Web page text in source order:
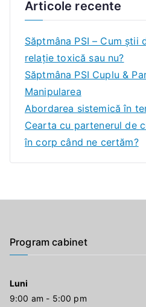
Articole recente
Săptmâna PSI – Cum știi
relație toxică sau nu?
Săptmâna PSI Cuplu &
Manipularea
Abordarea sistemică în
Cearta cu partenerul de
în corp când ne certăm?
Program cabinet
Luni
9:00 am - 5:00 pm